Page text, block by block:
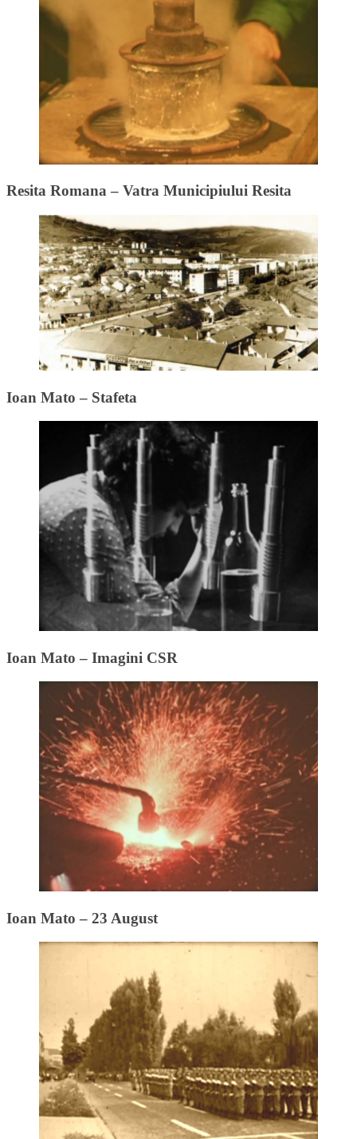
Resita Romana – Vatra Municipiului Resita
Ioan Mato – Stafeta
Ioan Mato – Imagini CSR
Ioan Mato – 23 August